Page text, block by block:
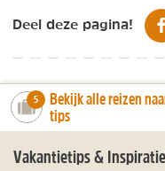
Deel deze pagina!
number_of_trips:
5
Bekijk alle reizen
tips
Vakantietips &